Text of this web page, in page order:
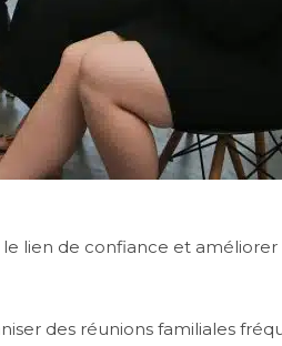
lien de confiance et améliorer
des réunions familiales